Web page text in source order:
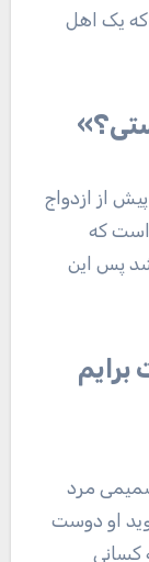
یک اهل
از ازدواج
است که
پس این
مرد
او دوست
کسانی